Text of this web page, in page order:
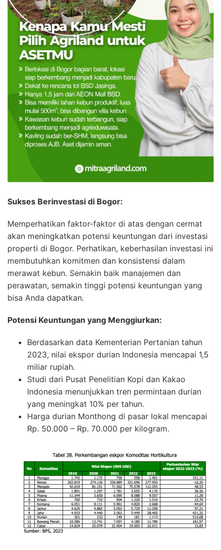
Sukses Berinvestasi di Bogor:
Memperhatikan faktor-faktor di atas dengan cermat
akan meningkatkan potensi keuntungan dari investasi
properti di Bogor. Perhatikan, keberhasilan investasi ini
membutuhkan komitmen dan konsistensi dalam
merawat kebun. Semakin baik manajemen dan
perawatan, semakin tinggi potensi keuntungan yang
bisa Anda dapatkan.
Potensi Keuntungan yang Menggiurkan:
Berdasarkan data Kementerian Pertanian tahun
2023, nilai ekspor durian Indonesia mencapai 1,5
miliar rupiah.
Studi dari Pusat Penelitian Kopi dan Kakao
Indonesia menunjukkan tren permintaan durian
yang meningkat 10% per tahun.
Harga durian Monthong di pasar lokal mencapai
Rp. 50.000 – Rp. 70.000 per kilogram.